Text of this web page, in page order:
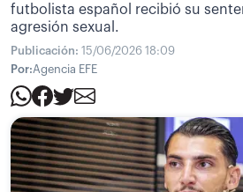
futbolista español recibió su
agresión sexual.
Publicación: 15/06/2026 18:09
Por:Agencia EFE